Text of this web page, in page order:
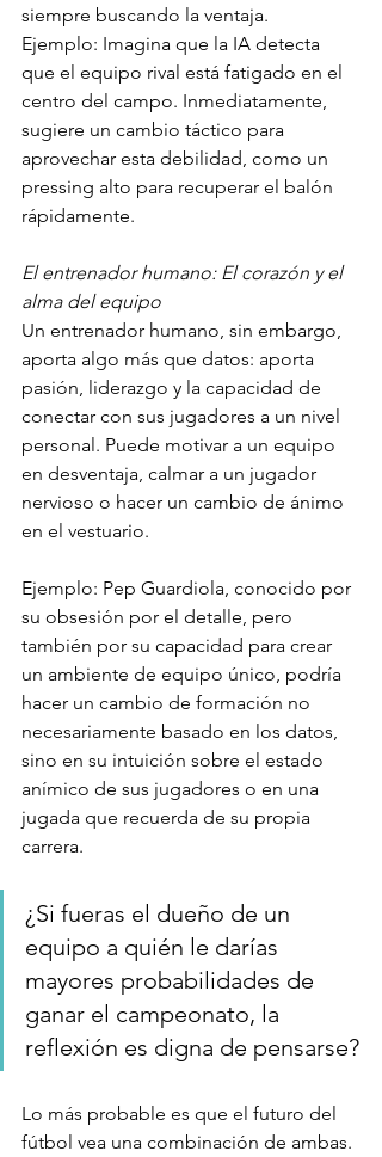
siempre buscando la ventaja.
Ejemplo: Imagina que la IA detecta
que el equipo rival está fatigado en el
centro del campo. Inmediatamente,
sugiere un cambio táctico para
aprovechar esta debilidad, como un
pressing alto para recuperar el balón
rápidamente.
El entrenador humano: El corazón y el
alma del equipo
Un entrenador humano, sin embargo,
aporta algo más que datos: aporta
pasión, liderazgo y la capacidad de
conectar con sus jugadores a un nivel
personal. Puede motivar a un equipo
en desventaja, calmar a un jugador
nervioso o hacer un cambio de ánimo
en el vestuario.
Ejemplo: Pep Guardiola, conocido por
su obsesión por el detalle, pero
también por su capacidad para crear
un ambiente de equipo único, podría
hacer un cambio de formación no
necesariamente basado en los datos,
sino en su intuición sobre el estado
anímico de sus jugadores o en una
jugada que recuerda de su propia
carrera.
¿Si fueras el dueño de un
equipo a quién le darías
mayores probabilidades de
ganar el campeonato, la
reflexión es digna de pensarse?
Lo más probable es que el futuro del
fútbol vea una combinación de ambas.